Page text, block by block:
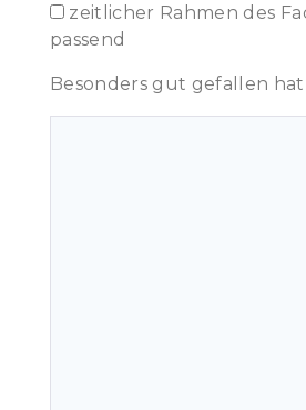
zeitlicher Rahmen des
passend
Besonders gut gefallen hat